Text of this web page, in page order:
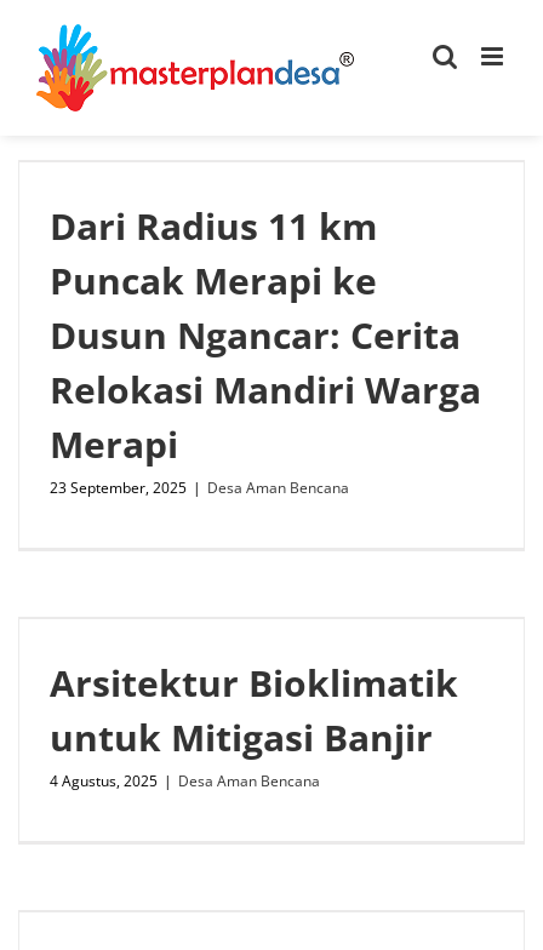
content
Dari Radius 11 km
Puncak Merapi ke
Dusun Ngancar: Cerita
Relokasi Mandiri Warga
Merapi
23 September, 2025 | Desa Aman Bencana
Arsitektur Bioklimatik
untuk Mitigasi Banjir
4 Agustus, 2025 | Desa Aman Bencana